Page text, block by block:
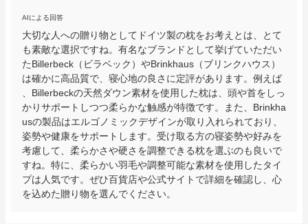
AIによる回答
大切な人への贈り物としてドイツ製の枕をお考えとは、とて
も素敵な選択ですね。有名なブランドとして挙げていただい
たBillerbeck（ビラベック）やBrinkhaus（ブリンクハウス）
は確かに高品質で、寝心地の良さに定評があります。例えば
、Billerbeckの天然ダウン素材を使用した枕は、頭や首をしっ
かりサポートしつつ柔らかな触感が特徴です。また、Brinkha
usの製品はエルゴノミックデザインが取り入れられており、
姿勢や健康をサポートします。受け取る方の寝姿勢や好みを
考慮して、柔らかさや硬さを調整できる枕を選ぶのも良いで
すね。特に、柔らかい羽毛や調整可能な素材を使用したタイ
プは人気です。ぜひ百貨店や公式サイトで詳細を確認し、心
を込めた贈り物を選んでください。